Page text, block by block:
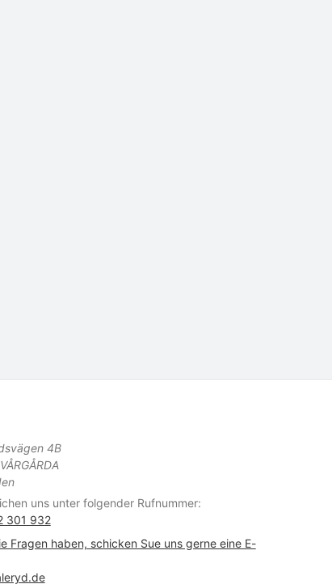
4B
uns unter folgender Rufnummer:
301 932
Fragen haben, schicken Sue uns gerne eine E-